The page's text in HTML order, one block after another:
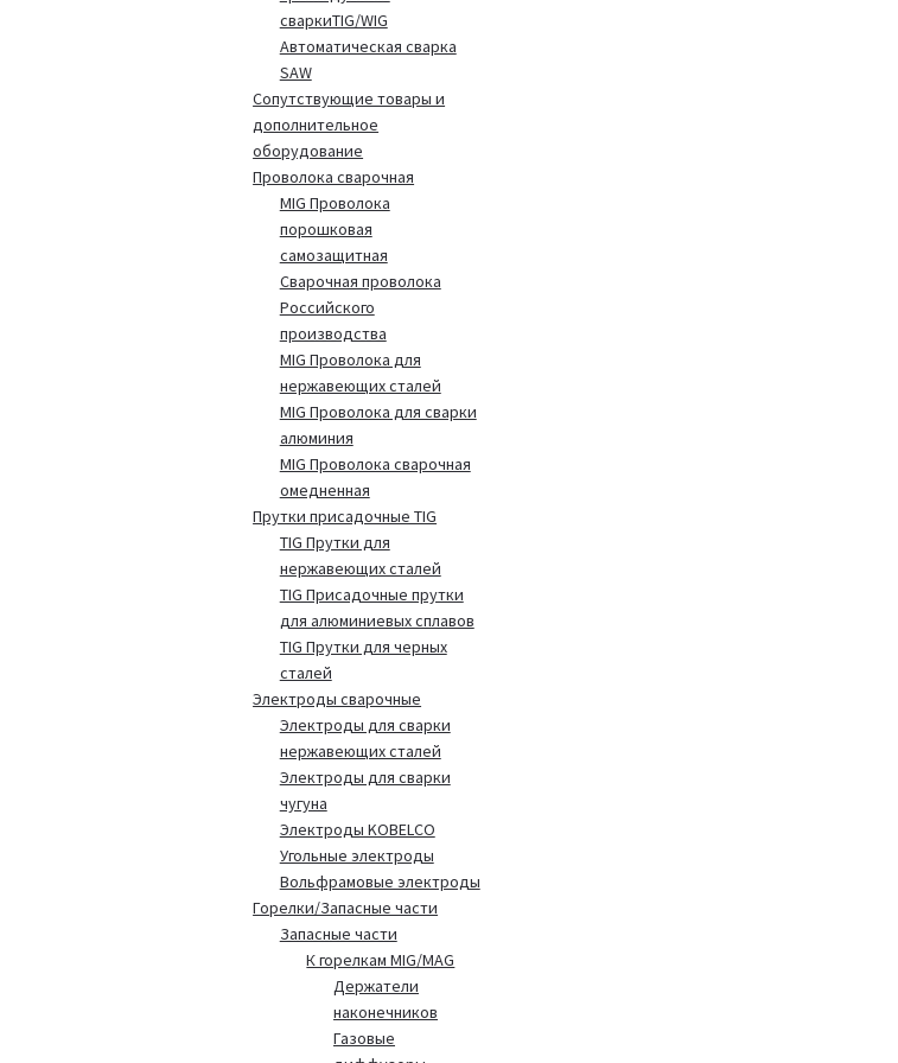
сваркиTIG/WIG
Автоматическая сварка
SAW
Сопутствующие товары и
дополнительное
оборудование
Проволока сварочная
MIG Проволока
порошковая
самозащитная
Сварочная проволока
Российского
производства
MIG Проволока для
нержавеющих сталей
MIG Проволока для сварки
алюминия
MIG Проволока сварочная
омедненная
Прутки присадочные TIG
TIG Прутки для
нержавеющих сталей
TIG Присадочные прутки
для алюминиевых сплавов
TIG Прутки для черных
сталей
Электроды сварочные
Электроды для сварки
нержавеющих сталей
Электроды для сварки
чугуна
Электроды KOBELCO
Угольные электроды
Вольфрамовые электроды
Горелки/Запасные части
Запасные части
К горелкам MIG/MAG
Держатели
наконечников
Газовые